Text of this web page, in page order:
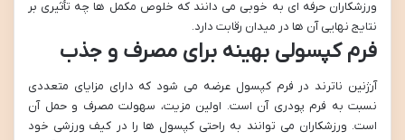
ورزشکاران حرفه ای به خوبی می دانند که خلوص مکمل ها چه تأثیری بر
نتایج نهایی آن ها در میدان رقابت دارد.
فرم کپسولی بهینه برای مصرف و جذب
آرژنین ناترند در فرم کپسول عرضه می شود که دارای مزایای متعددی
نسبت به فرم پودری آن است. اولین مزیت، سهولت مصرف و حمل آن
است. ورزشکاران می توانند به راحتی کپسول ها را در کیف ورزشی خود